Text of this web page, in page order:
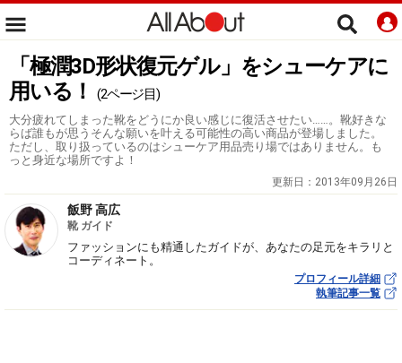
「極潤3D形状復元ゲル」をシューケアに
用いる！
(2ページ目)
大分疲れてしまった靴をどうにか良い感じに復活させたい……。靴好きな
らば誰もが思うそんな願いを叶える可能性の高い商品が登場しました。
ただし、取り扱っているのはシューケア用品売り場ではありません。も
っと身近な場所ですよ！
更新日： 2013年09月26日
飯野 高広
靴 ガイド
ファッションにも精通したガイドが、あなたの足元をキラリと
コーディネート。
プロフィール詳細
執筆記事一覧